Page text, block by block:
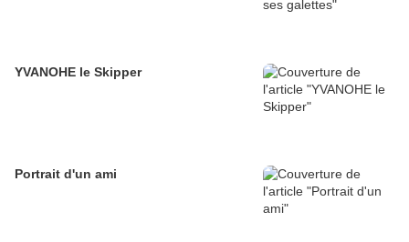
YVANOHE le Skipper
Portrait d'un ami